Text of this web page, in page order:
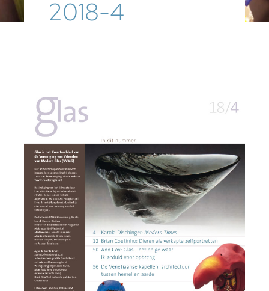
2018-4